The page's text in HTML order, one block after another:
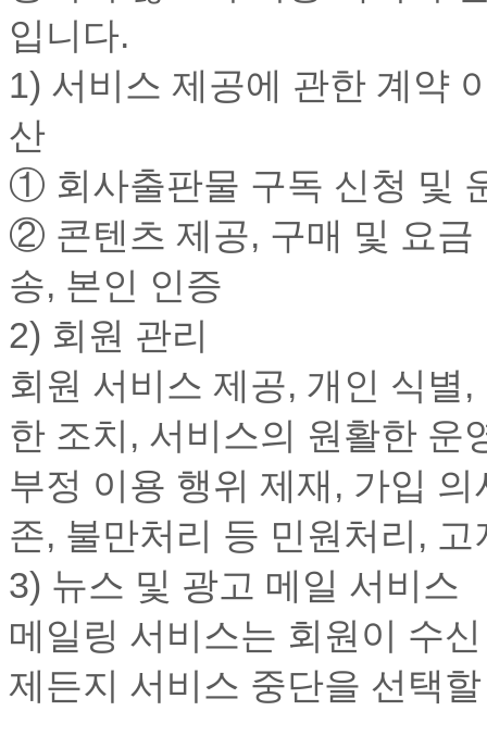
입니다.
1) 서비스 제공에 관한 계약
산
① 회사출판물 구독 신청 및
② 콘텐츠 제공, 구매 및 요금
송, 본인 인증
2) 회원 관리
회원 서비스 제공, 개인 식별
한 조치, 서비스의 원활한 운
부정 이용 행위 제재, 가입
존, 불만처리 등 민원처리,
3) 뉴스 및 광고 메일 서비스
메일링 서비스는 회원이 수
제든지 서비스 중단을 선택